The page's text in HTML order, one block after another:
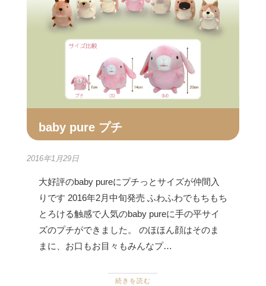
baby pure プチ
2016年1月29日
大好評のbaby pureにプチっとサイズが仲間入
りです 2016年2月中旬発売 ふわふわでもちもち
とろける触感で人気のbaby pureに手の平サイ
ズのプチができました。 のほほん顔はそのま
まに、お口もお目々もみんなプ…
続きを読む